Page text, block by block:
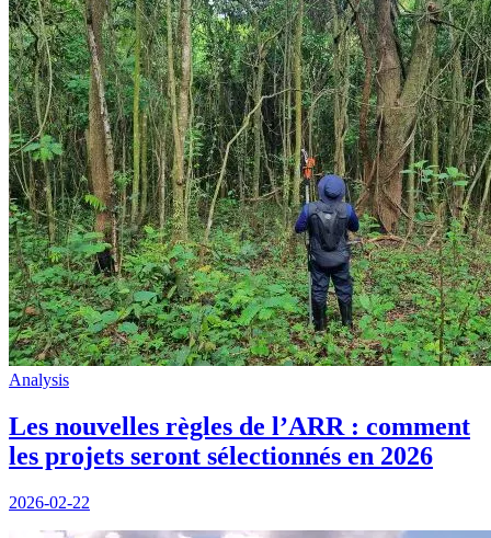
Analysis
Les nouvelles règles de l’ARR : comment
les projets seront sélectionnés en 2026
2026-02-22